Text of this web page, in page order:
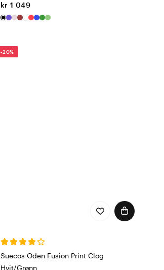
kr 1 049
-20%
Suecos Oden Fusion Print Clog
Hvit/Grønn